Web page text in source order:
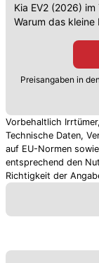
Kia EV2 (2026)
Warum das
Preisangaben in
Vorbehaltlich
Technische Daten,
auf EU-Normen
entsprechend den
Richtigkeit der